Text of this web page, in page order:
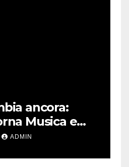
ancora:
Musica e
ADMIN